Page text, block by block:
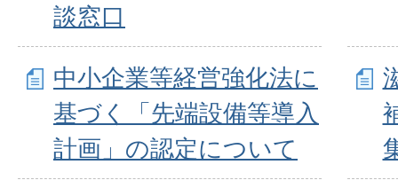
談窓口
中小企業等経営強化法に
基づく「先端設備等導入
計画」の認定について